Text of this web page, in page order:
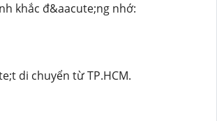
khắc đ&aacute;ng nhớ:
di chuyển từ TP.HCM.